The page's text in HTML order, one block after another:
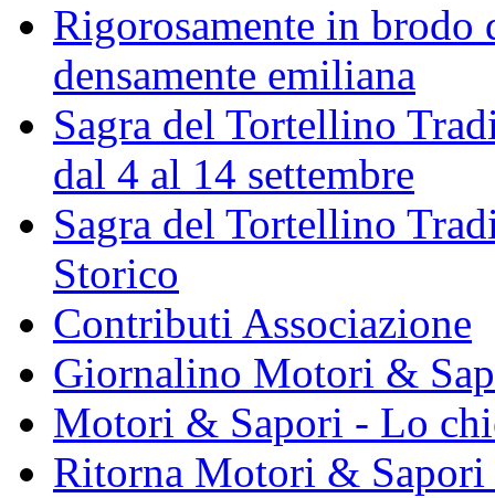
Rigorosamente in brodo
densamente emiliana
Sagra del Tortellino
dal 4 al 14 settembre
Sagra del Tortellino
Storico
Contributi Associazione
Giornalino Motori &
Motori & Sapori - Lo
Ritorna Motori & Sapori